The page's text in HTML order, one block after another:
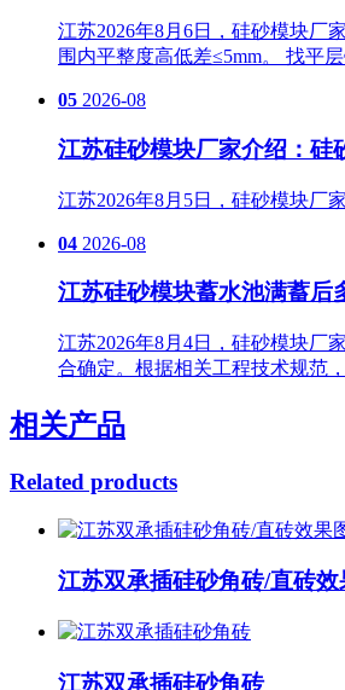
江苏2026年8月6日，硅砂模块厂
围内平整度高低差≤5mm。 找平
05 2026-08
江苏硅砂模块厂家介绍：硅
江苏2026年8月5日，硅砂模块厂
04 2026-08
江苏硅砂模块蓄水池满蓄后
江苏2026年8月4日，硅砂模块厂
合确定。根据相关工程技术规范
相关产品
Related products
江苏双承插硅砂角砖/直砖效
江苏双承插硅砂角砖